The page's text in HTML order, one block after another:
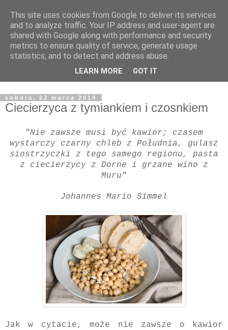
Co na obiad Kochanie?
Kobieta została stworzona po to, by umilać życie
mężczyźnie, a nie – żeby cały dzień pracować, wieczorem
zaś gotować mu mrożonki. Brigitte Bardot P.S. Ironia... ;-)
sobota, 22 marca 2014
Ciecierzyca z tymiankiem i czosnkiem
"Nie zawsze musi być kawior; czasem
wystarczy czarny chleb z Południa, gulasz
siostrzyczki z tego samego regionu, pasta
z ciecierzycy z Dorne i grzane wino z
Muru"
Johannes Mario Simmel
Jak w cytacie, może nie zawsze o kawior
This site uses cookies from Google to deliver its services
and to analyze traffic. Your IP address and user-agent are
shared with Google along with performance and security
metrics to ensure quality of service, generate usage
statistics, and to detect and address abuse.
LEARN MORE GOT IT